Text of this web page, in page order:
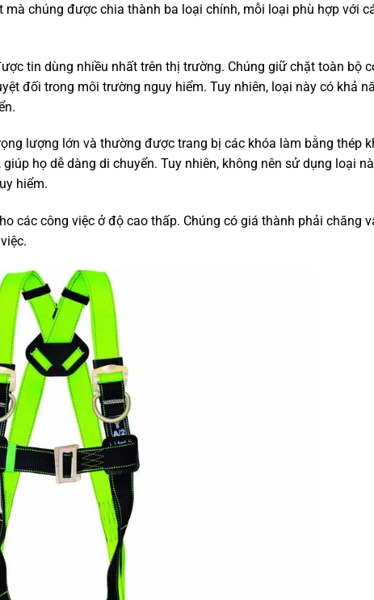
chúng được chia thành ba loại chính, mỗi loại phù hợp với
tin dùng nhiều nhất trên thị trường. Chúng giữ chặt toàn bộ
đối trong môi trường nguy hiểm. Tuy nhiên, loại này có khả
lượng lớn và thường được trang bị các khóa làm bằng thép
họ dễ dàng di chuyển. Tuy nhiên, không nên sử dụng loại
hiểm.
các công việc ở độ cao thấp. Chúng có giá thành phải chăng